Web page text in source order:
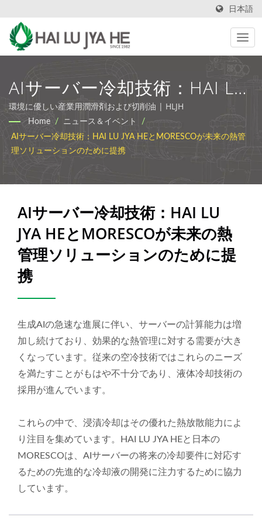
日本語
AIサーバー冷却技術：HAI LU
JYA HEとMORESCOが未来の
熱管理ソリューションのため
に提携 | 工業用切削油と潤滑
剤の製造業者 | HLJH
環境に優しい産業用潤滑剤および切削油 | HLJH
Home / ニュース＆イベント
/
AIサーバー冷却技術：HAI LU JYA HEとMORESCOが未来の熱管
理ソリューションのために提携
AIサーバー冷却技術：HAI LU
JYA HEとMORESCOが未来の熱
管理ソリューションのために提
携
生成AIの急速な進展に伴い、サーバーの計算能力は増
加し続けており、効果的な熱管理に対する需要が大き
くなっています。従来の空冷技術ではこれらのニーズ
を満たすことがもはや不十分であり、液体冷却技術の
採用が進んでいます。
これらの中で、浸漬冷却はその優れた熱放散能力によ
り注目を集めています。HAI LU JYA HEと日本の
MORESCOは、AIサーバーの将来の冷却要件に対応す
るための先進的な冷却液の開発に注力するために協力
しています。